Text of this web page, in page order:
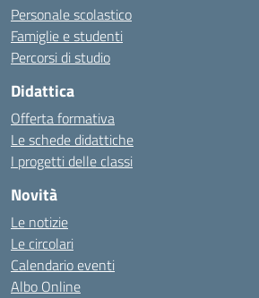
Personale scolastico
Famiglie e studenti
Percorsi di studio
Didattica
Offerta formativa
Le schede didattiche
I progetti delle classi
Novità
Le notizie
Le circolari
Calendario eventi
Albo Online